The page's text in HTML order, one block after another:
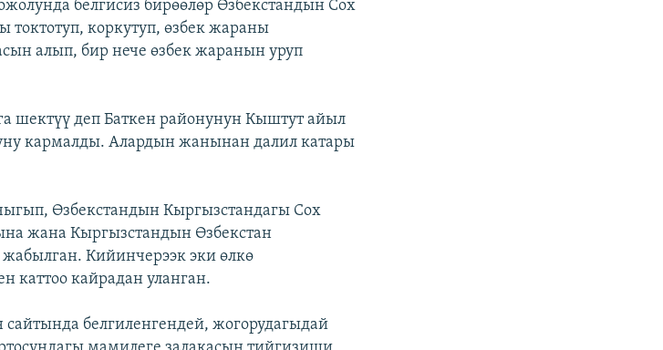
белгисиз бирөөлөр Өзбекстандын Сох
коркутуп, өзбек жараны
алып, бир нече өзбек жаранын уруп
шектүү деп Баткен районунун Кыштут айыл
кармалды. Алардын жанынан далил катары
Өзбекстандын Кыргызстандагы Сох
жана Кыргызстандын Өзбекстан
Кийинчерээк эки өлкө
каттоо кайрадан уланган.
белгиленгендей, жогорудагыдай